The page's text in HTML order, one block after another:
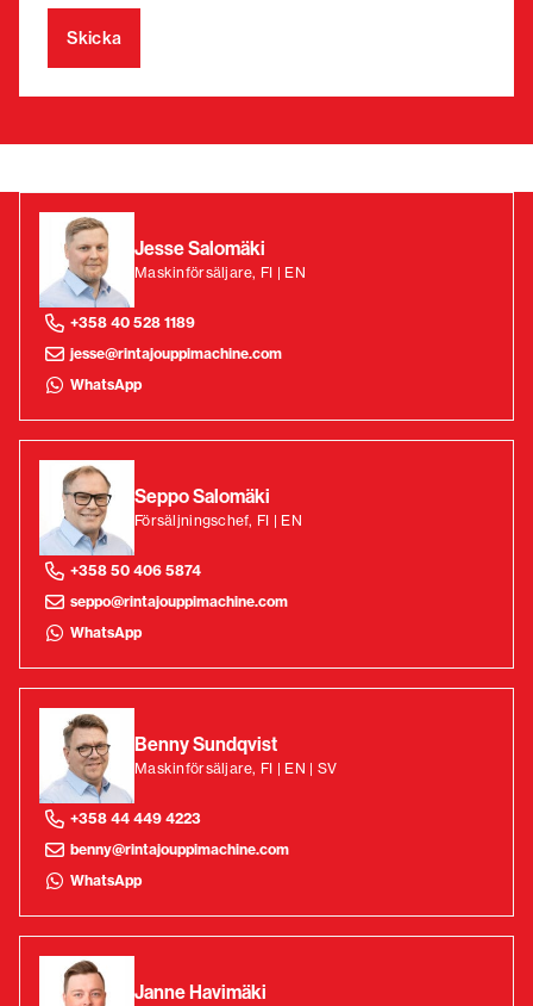
Jesse Salomäki
Maskinförsäljare, FI | EN
+358 40 528 1189
jesse@rintajouppimachine.com
WhatsApp
Seppo Salomäki
Försäljningschef, FI | EN
+358 50 406 5874
seppo@rintajouppimachine.com
WhatsApp
Benny Sundqvist
Maskinförsäljare, FI | EN | SV
+358 44 449 4223
benny@rintajouppimachine.com
WhatsApp
Janne Havimäki